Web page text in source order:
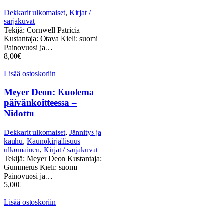
Dekkarit ulkomaiset, Kirjat /
sarjakuvat
Tekijä: Cornwell Patricia
Kustantaja: Otava Kieli: suomi
Painovuosi ja…
8,00€
Lisää ostoskoriin
Meyer Deon: Kuolema
päivänkoitteessa –
Nidottu
Dekkarit ulkomaiset, Jännitys ja
kauhu, Kaunokirjallisuus
ulkomainen, Kirjat / sarjakuvat
Tekijä: Meyer Deon Kustantaja:
Gummerus Kieli: suomi
Painovuosi ja…
5,00€
Lisää ostoskoriin